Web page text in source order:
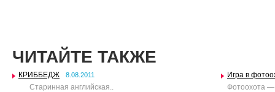
ЧИТАЙТЕ ТАКЖЕ
КРИББЕДЖ 8.08.2011
Старинная английская..
Игра в
Фотоохота —